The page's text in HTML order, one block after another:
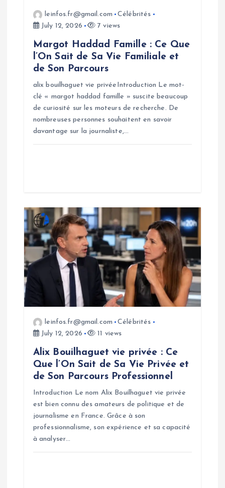
leinfos.fr@gmail.com
Célébrités
July 12, 2026
7 views
Margot Haddad Famille : Ce Que
l’On Sait de Sa Vie Familiale et
de Son Parcours
alix bouilhaguet vie privéeIntroduction Le mot-
clé « margot haddad famille » suscite beaucoup
de curiosité sur les moteurs de recherche. De
nombreuses personnes souhaitent en savoir
davantage sur la journaliste,…
leinfos.fr@gmail.com
Célébrités
July 12, 2026
11 views
Alix Bouilhaguet vie privée : Ce
Que l’On Sait de Sa Vie Privée et
de Son Parcours Professionnel
Introduction Le nom Alix Bouilhaguet vie privée
est bien connu des amateurs de politique et de
journalisme en France. Grâce à son
professionnalisme, son expérience et sa capacité
à analyser…